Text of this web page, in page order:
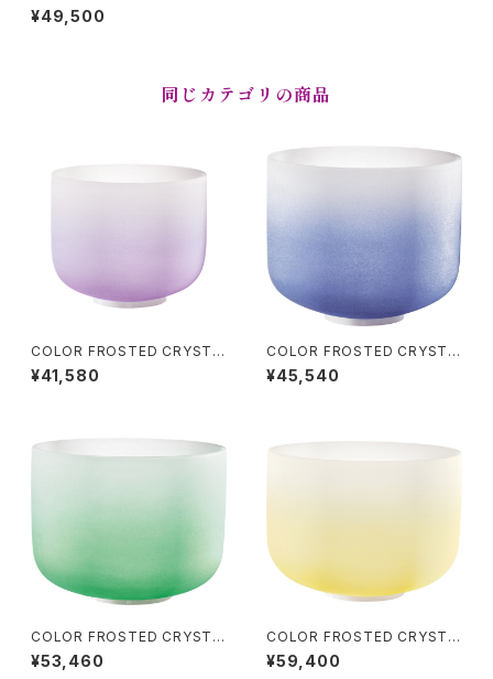
L SINGING BOWLS (クリスタ
ル・シンギングボウル) Throat
¥49,500
同じカテゴリの商品
COLOR FROSTED CRYSTA
L SINGING BOWLS (クリスタ
ル・シンギングボウル) Crown
¥41,580
COLOR FROSTED CRYSTA
L SINGING BOWLS (クリスタ
ル・シンギングボウル) Brown C
¥45,540
COLOR FROSTED CRYSTA
L SINGING BOWLS (クリスタ
ル・シンギングボウル) Heart C
¥53,460
COLOR FROSTED CRYSTA
L SINGING BOWLS (クリスタ
ル・シンギングボウル) Navel C
¥59,400